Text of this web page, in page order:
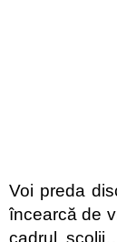
Voi preda
încearcă de
cadrul